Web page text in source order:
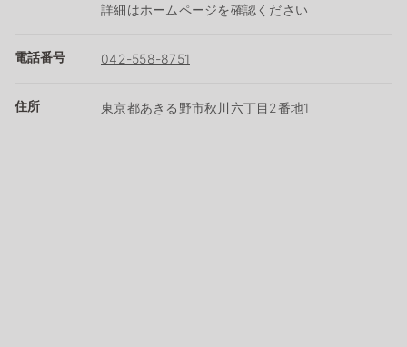
詳細はホームページを確認ください
電話番号 042-558-8751
住所 東京都あきる野市秋川六丁目2番地1